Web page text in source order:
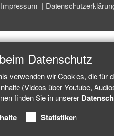
Impressum
Datenschutz
verwenden wir Cookies, die
(Videos über Youtube,
finden Sie in unserer
Statistiken